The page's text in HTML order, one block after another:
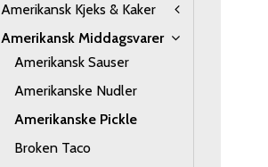
Amerikansk Kjeks & Kaker
Amerikansk Middagsvarer
Amerikansk Sauser
Amerikanske Nudler
Amerikanske Pickle
Broken Taco